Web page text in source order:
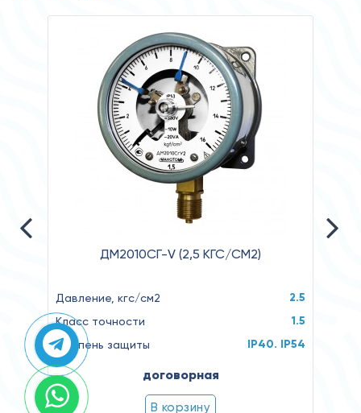
ДМ2010СГ-V (2,5 КГС/СМ2)
Давление, кгс/см2 2.5
Класс точности 1.5
Степень защиты IP40. IP54
договорная
В корзину